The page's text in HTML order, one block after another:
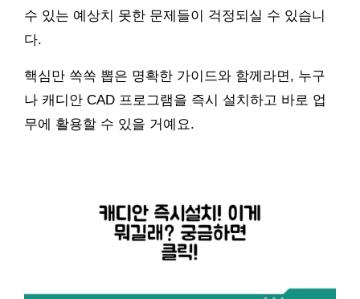
수 있는 예상치 못한 문제들이 걱정되실 수 있습니
다.
핵심만 쏙쏙 뽑은 명확한 가이드와 함께라면, 누구
나 캐디안 CAD 프로그램을 즉시 설치하고 바로 업
무에 활용할 수 있을 거예요.